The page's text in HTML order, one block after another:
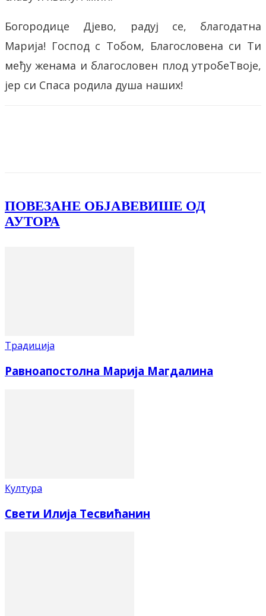
Богородице Дјево, радуј се, благодатна
Марија! Господ с Тобом, Благословена си Ти
међу женама и благословен плод утробеТвоје,
јер си Спаса родила душа наших!
ПОВЕЗАНЕ ОБЈАВЕВИШЕ ОД
АУТОРА
Традиција
Равноапостолна Марија Магдалина
Култура
Свети Илија Тесвићанин